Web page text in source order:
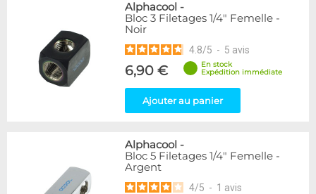
10
142
KooLance
Monsoon
9
Nanoxia
PrimoChill
9
31
216
2
Alphacool -
Bloc 3 Filetages 1/4" Femelle -
Noir
4.8/5 - 5 avis
6,90 €
En stock
Expédition immédiate
Ajouter au panier
Alphacool -
Bloc 5 Filetages 1/4" Femelle -
Argent
4/5 - 1 avis